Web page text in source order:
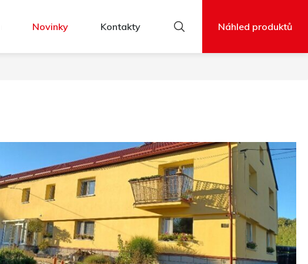
Novinky Kontakty Náhled produktů